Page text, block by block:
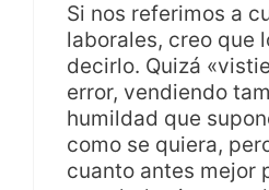
Si nos referimos a
laborales, creo que
decirlo. Quizá
error, vendiendo
humildad que
como se quiera,
cuanto antes mejor